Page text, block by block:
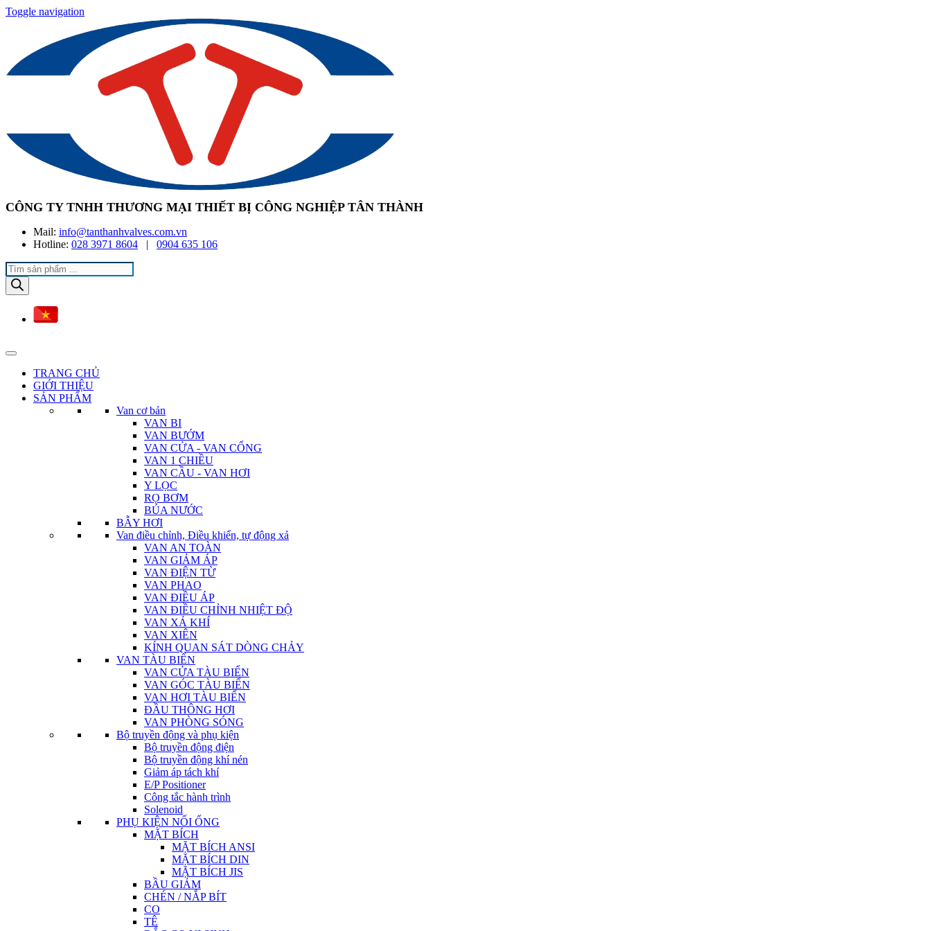
Toggle navigation
CÔNG TY TNHH THƯƠNG MẠI THIẾT BỊ CÔNG NGHIỆP TÂN THÀNH
Mail: info@tanthanhvalves.com.vn
Hotline: 028 3971 8604 | 0904 635 106
Products
search
TRANG CHỦ
GIỚI THIỆU
SẢN PHẨM
Van cơ bản
VAN BI
VAN BƯỚM
VAN CỬA - VAN CỔNG
VAN 1 CHIỀU
VAN CẦU - VAN HƠI
Y LỌC
RỌ BƠM
BÚA NƯỚC
BẪY HƠI
Van điều chỉnh, Điều khiển, tự động xả
VAN AN TOÀN
VAN GIẢM ÁP
VAN ĐIỆN TỪ
VAN PHAO
VAN ĐIỀU ÁP
VAN ĐIỀU CHỈNH NHIỆT ĐỘ
VAN XẢ KHÍ
VAN XIÊN
KÍNH QUAN SÁT DÒNG CHẢY
VAN TÀU BIỂN
VAN CỬA TÀU BIỂN
VAN GÓC TÀU BIỂN
VAN HƠI TÀU BIỂN
ĐẦU THÔNG HƠI
VAN PHÒNG SÓNG
Bộ truyền động và phụ kiện
Bộ truyền động điện
Bộ truyền động khí nén
Giảm áp tách khí
E/P Positioner
Công tắc hành trình
Solenoid
PHỤ KIỆN NỐI ỐNG
MẶT BÍCH
MẶT BÍCH ANSI
MẶT BÍCH DIN
MẶT BÍCH JIS
BẦU GIẢM
CHÉN / NẮP BÍT
CO
TÊ